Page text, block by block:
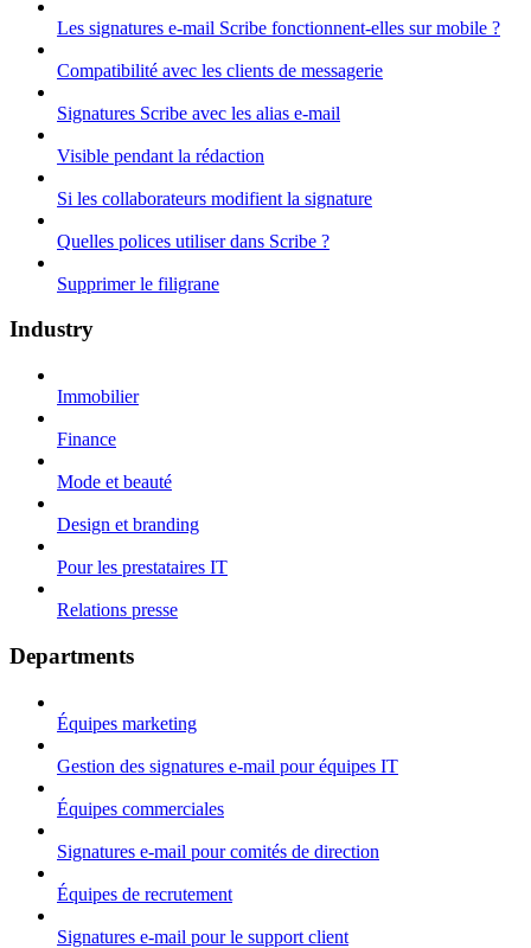
Les signatures e-mail Scribe fonctionnent-elles sur mobile ?
Compatibilité avec les clients de messagerie
Signatures Scribe avec les alias e-mail
Visible pendant la rédaction
Si les collaborateurs modifient la signature
Quelles polices utiliser dans Scribe ?
Supprimer le filigrane
Industry
Immobilier
Finance
Mode et beauté
Design et branding
Pour les prestataires IT
Relations presse
Departments
Équipes marketing
Gestion des signatures e-mail pour équipes IT
Équipes commerciales
Signatures e-mail pour comités de direction
Équipes de recrutement
Signatures e-mail pour le support client